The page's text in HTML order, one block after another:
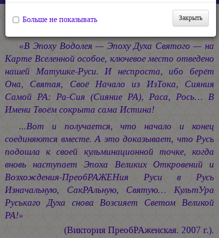
Песнь РАсии Славной
«В Эпоху Водолея — Эпоху Духа Святого — на
Карте Вселенной особое, ключевое место отведено
нашей Матушке-Руси. И неспроста, ибо берёт
Она, Святая, Своё Начало из ИзТока, Сияния
Самой РА: Ра-Сия (Сияние РА), Раса, Рось… В
Имени Твоём сокрыта сама Истина!
...Вот и получается, что начало и конец
соединяются вместе. А это доказывает, что Русь
подошла к своей кульминационной точке, когда
вновь наступает Эпоха Великих Откровений и
Возхождения-ПреобРАЖЕНия Руси в Русь
Изначальную, СакРАльную, Святую… КультУра
Руськаго Духа снова Возсияет Светом Великой
РА!»
(Виктория ПреобРАженская. 2007 г.).
Закрыть
Больше не показывать